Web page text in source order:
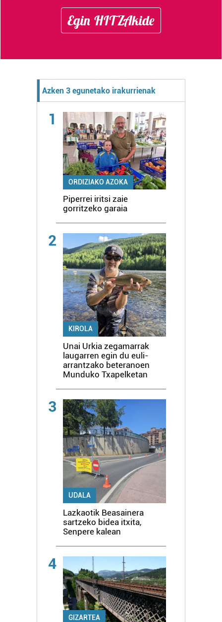
Egin HITZAkide
Azken 3 egunetako irakurrienak
1
ORDIZIAKO AZOKA
Piperrei iritsi zaie
gorritzeko garaia
2
KIROLA
Unai Urkia zegamarrak
laugarren egin du euli-
arrantzako beteranoen
Munduko Txapelketan
3
UDALA
Lazkaotik Beasainera
sartzeko bidea itxita,
Senpere kalean
4
GIZARTEA